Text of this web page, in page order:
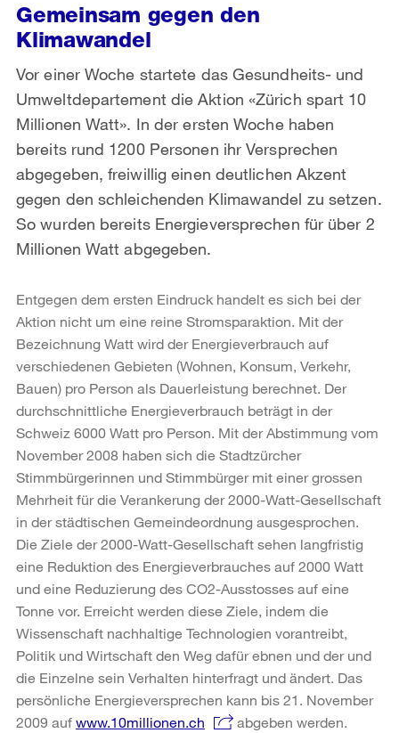
Gemeinsam gegen den
Klimawandel
Vor einer Woche startete das Gesundheits- und
Umweltdepartement die Aktion «Zürich spart 10
Millionen Watt». In der ersten Woche haben
bereits rund 1200 Personen ihr Versprechen
abgegeben, freiwillig einen deutlichen Akzent
gegen den schleichenden Klimawandel zu setzen.
So wurden bereits Energieversprechen für über 2
Millionen Watt abgegeben.
Entgegen dem ersten Eindruck handelt es sich bei der
Aktion nicht um eine reine Stromsparaktion. Mit der
Bezeichnung Watt wird der Energieverbrauch auf
verschiedenen Gebieten (Wohnen, Konsum, Verkehr,
Bauen) pro Person als Dauerleistung berechnet. Der
durchschnittliche Energieverbrauch beträgt in der
Schweiz 6000 Watt pro Person. Mit der Abstimmung vom
November 2008 haben sich die Stadtzürcher
Stimmbürgerinnen und Stimmbürger mit einer grossen
Mehrheit für die Verankerung der 2000-Watt-Gesellschaft
in der städtischen Gemeindeordnung ausgesprochen.
Die Ziele der 2000-Watt-Gesellschaft sehen langfristig
eine Reduktion des Energieverbrauches auf 2000 Watt
und eine Reduzierung des CO2-Ausstosses auf eine
Tonne vor. Erreicht werden diese Ziele, indem die
Wissenschaft nachhaltige Technologien vorantreibt,
Politik und Wirtschaft den Weg dafür ebnen und der und
die Einzelne sein Verhalten hinterfragt und ändert. Das
persönliche Energieversprechen kann bis 21. November
2009 auf www.10millionen.ch
abgeben werden.